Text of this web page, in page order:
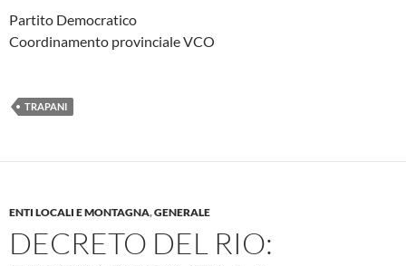
Partito Democratico
Coordinamento provinciale VCO
TRAPANI
ENTI LOCALI E MONTAGNA,GENERALE
DECRETO DEL RIO: